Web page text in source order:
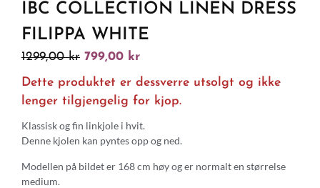
IBC COLLECTION LINEN DRESS
FILIPPA WHITE
1299,00kr 799,00 kr
Dette produktet er dessverre utsolgt og ikke
lenger tilgjengelig for kjop.
Klassisk og fin linkjole i hvit.
Denne kjolen kan pyntes opp og ned.
Modellen på bildet er 168 cm høy og er normalt en størrelse
medium.